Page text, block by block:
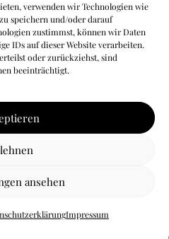
verwenden wir Technologien wie
speichern und/oder darauf
zustimmst, können wir Daten
IDs auf dieser Website verarbeiten.
oder zurückziehst, sind
beeinträchtigt.
ansehen
Impressum
& Datenschutz
(EU)
Beckerle